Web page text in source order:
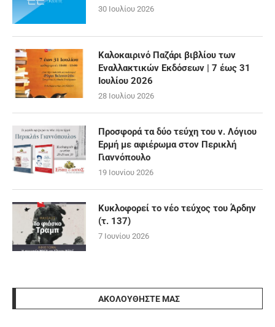
30 Ιουλίου 2026
Καλοκαιρινό Παζάρι βιβλίου των
Εναλλακτικών Εκδόσεων | 7 έως 31
Ιουλίου 2026
28 Ιουλίου 2026
Προσφορά τα δύο τεύχη του ν. Λόγιου
Ερμή με αφιέρωμα στον Περικλή
Γιαννόπουλο
19 Ιουνίου 2026
Κυκλοφορεί το νέο τεύχος του Άρδην
(τ. 137)
7 Ιουνίου 2026
ΑΚΟΛΟΥΘΉΣΤΕ ΜΑΣ